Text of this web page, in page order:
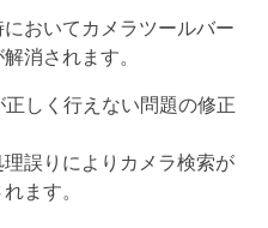
おいてカメラツールバー
解消されます。
正しく行えない問題の修正
誤りによりカメラ検索が
れます。